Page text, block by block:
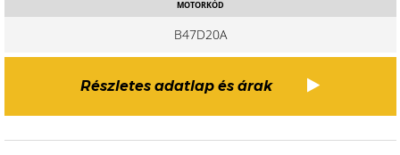
MOTORKÓD
B47D20A
Részletes adatlap és árak